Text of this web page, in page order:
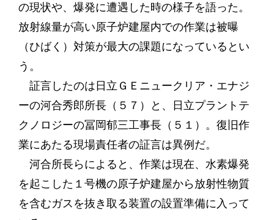
の現状や、爆発に遭遇した時の様子を語った。
放射線量が高い原子炉建屋内での作業は被曝
（ひばく）対策が最大の課題になっているとい
う。
証言したのは日立ＧＥニュークリア・エナジ
ーの河合秀郎所長（５７）と、日立プラントテ
クノロジーの冨岡郁三工事長（５１）。復旧作
業にあたる現場責任者の証言は異例だ。
河合所長らによると、作業は現在、水素爆発
を起こした１号機の原子炉建屋から放射性物質
を含むガスを抜き取る装置の設置準備に入って